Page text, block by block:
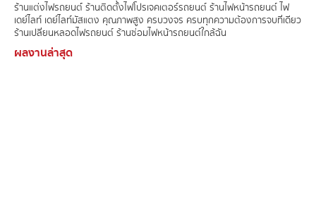
ร้านแต่งไฟรถยนต์์ ร้านติดตั้งไฟโปรเจคเตอร์รถยนต์ ร้านไฟหน้ารถยนต์ ไฟ
เดย์ไลท์ เดย์ไลท์มัสแตง คุณภาพสูง ครบวงจร ครบทุกความต้องการจบที่เดียว
ร้านเปลี่ยนหลอดไฟรถยนต์ ร้านซ่อมไฟหน้ารถยนต์ใกล้ฉัน
ผลงานล่าสุด